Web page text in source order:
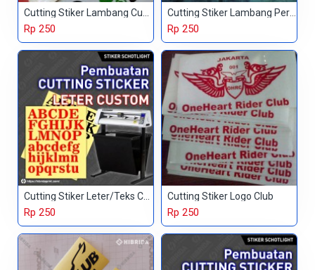
Cutting Stiker Lambang Custom
Rp 250
Cutting Stiker Lambang Perusahaan
Rp 250
Cutting Stiker Leter/Teks Custom
Rp 250
Cutting Stiker Logo Club
Rp 250